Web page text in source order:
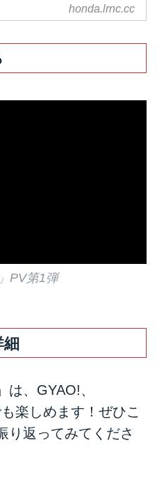
ホンダに関する情報を、さ
あなたのライフスタイルに
、楽しい"+α"となりますよ
honda.lrnc.cc
PV第1弾
細
は、GYAO!、
楽しめます！ぜひこ
り返ってみてくださ